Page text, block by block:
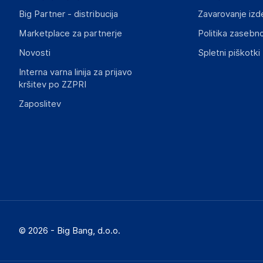
Slike o varnosti izdelka
Slike o varnosti izdelka vsebujejo opozorila na embalaži
Big Partner - distribucija
Marketplace za partnerje
Novosti
Interna varna linija za prijavo
kršitev po ZZPRI
Zaposlitev
Zavarovanje
Politika
Spletni piškotki
© 2026 - Big Bang, d.o.o.